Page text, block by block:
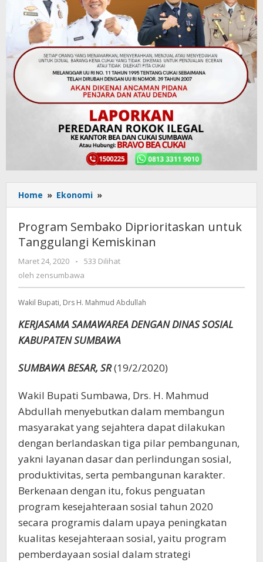
Home » Ekonomi »
Sembako
Diprioritaskan
untuk
Tanggulangi
Kemiskinan
Program Sembako Diprioritaskan untuk
Tanggulangi Kemiskinan
Maret 24, 2020
oleh
zensumbawa
-
533 Dilihat
oleh zensumbawa
Wakil Bupati, Drs H. Mahmud Abdullah
KERJASAMA SAMAWAREA DENGAN DINAS SOSIAL
KABUPATEN SUMBAWA
SUMBAWA BESAR, SR(19/2/2020)
Wakil Bupati Sumbawa, Drs. H. Mahmud
Abdullah menyebutkan dalam membangun
masyarakat yang sejahtera dapat dilakukan
dengan berlandaskan tiga pilar pembangunan,
yakni layanan dasar dan perlindungan sosial,
produktivitas, serta pembangunan karakter.
Berkenaan dengan itu, fokus penguatan
program kesejahteraan sosial tahun 2020
secara programis dalam upaya peningkatan
kualitas kesejahteraan sosial, yaitu program
pemberdayaan sosial dalam strategi